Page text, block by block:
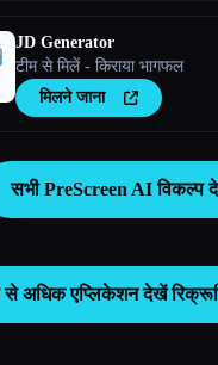
JD Generator
टीम से मिलें - किराया भागफल
मिलने जाना
सभी PreScreen AI विकल्प
से अधिक एप्लिकेशन देखें